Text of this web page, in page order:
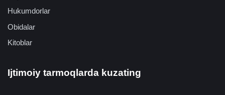
Hukumdorlar
Obidalar
Kitoblar
Ijtimoiy tarmoqlarda kuzating